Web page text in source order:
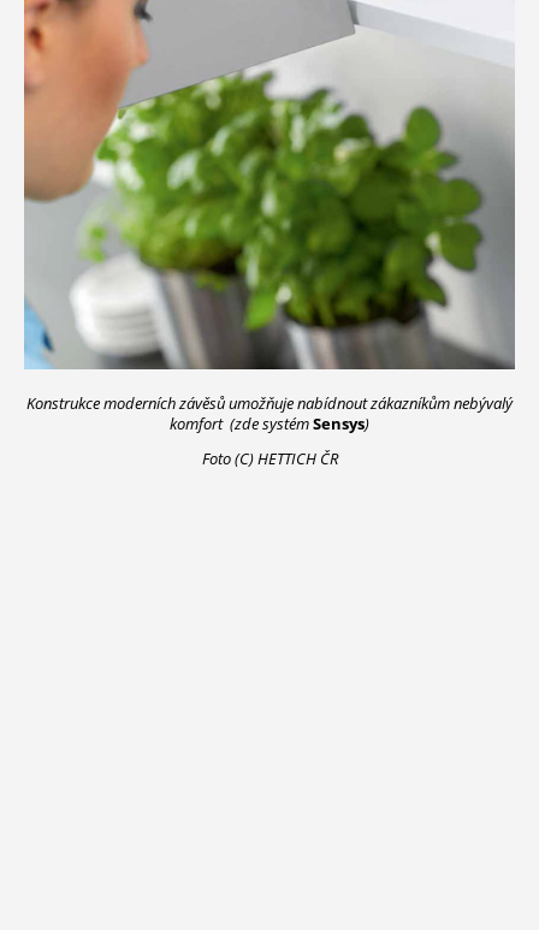
Konstrukce moderních závěsů umožňuje nabídnout zákazníkům nebývalý
komfort (zde systémSensys)
Foto (C) HETTICH ČR